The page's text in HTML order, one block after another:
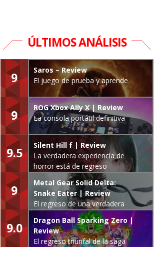
ÚLTIMOS ANÁLISIS
9
Saros – Review
El juego de prueba y aprende
9
ROG Xbox Ally X | Review
La consola portátil definitiva
9.5
Silent Hill f | Review
La verdadera experiencia de
horror está de regreso
9
Metal Gear Solid Delta:
Snake Eater | Review
El regreso de una verdadera
leyenda
9.0
Dragon Ball Sparking Zero |
Review
El regreso triunfal de la saga